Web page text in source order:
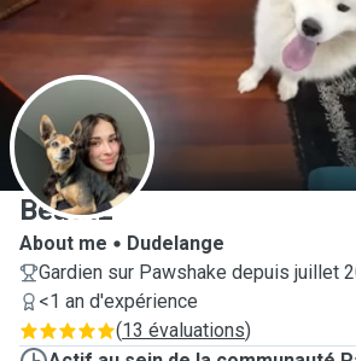
B
Beatriz
About me
Dudelange
Gardien sur Pawshake depuis juillet
<1 an d'expérience
(13 évaluations)